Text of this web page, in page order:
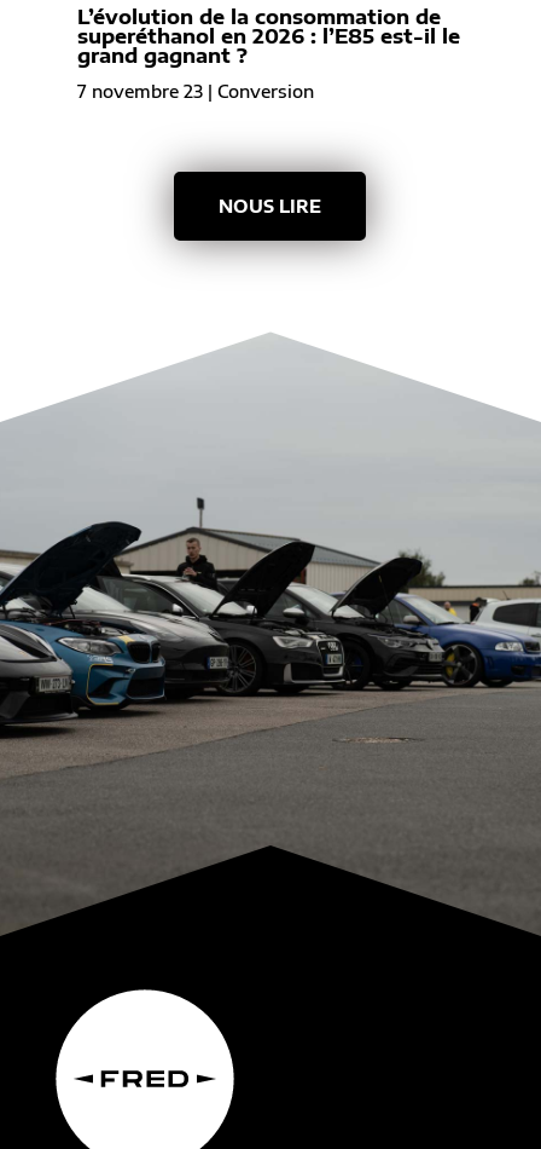
L’évolution de la consommation de
superéthanol en 2026 : l’E85 est-il le
grand gagnant ?
7 novembre 23| Conversion
NOUS LIRE